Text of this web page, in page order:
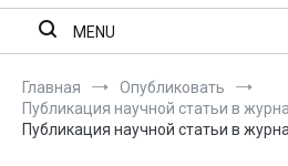
MENU
Главная
Опубликовать
Публикация научной статьи в
Публикация научной статьи в